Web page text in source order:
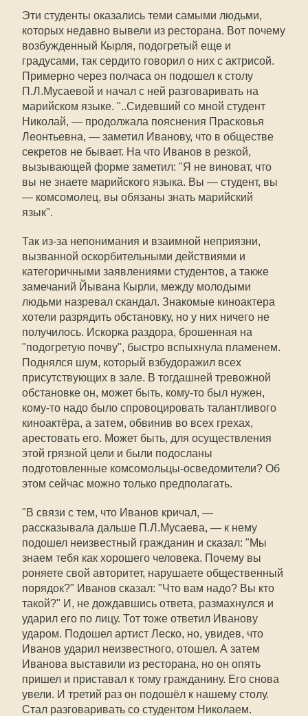
Эти студенты оказались теми самыми людьми,
которых недавно вывели из ресторана. Вот почему
возбужденный Кырля, подогретый еще и
градусами, так сердито говорил о них с актрисой.
Примерно через полчаса он подошел к столу
П.Л.Мусаевой и начал с ней разговаривать на
марийском языке. "..Сидевший со мной студент
Николай, — продолжала пояснения Прасковья
Леонтьевна, — заметил Иванову, что в обществе
секретов не бывает. На что Иванов в резкой,
вызывающей форме заметил: "Я не виноват, что
вы не знаете марийского языка. Вы — студент, вы
— комсомолец, вы обязаны знать марийский
язык".
Так из-за непонимания и взаимной неприязни,
вызванной оскорбительными действиями и
категоричными заявлениями студентов, а также
замечаний Йывана Кырли, между молодыми
людьми назревал скандал. Знакомые киноактера
хотели разрядить обстановку, но у них ничего не
получилось. Искорка раздора, брошенная на
"подогретую почву", быстро вспыхнула пламенем.
Поднялся шум, который взбудоражил всех
присутствующих в зале. В тогдашней тревожной
обстановке он, может быть, кому-то был нужен,
кому-то надо было спровоцировать талантливого
киноактёра, а затем, обвинив во всех грехах,
арестовать его. Может быть, для осуществления
этой грязной цели и были подосланы
подготовленные комсомольцы-осведомители? Об
этом сейчас можно только предполагать.
"В связи с тем, что Иванов кричал, —
рассказывала дальше П.Л.Мусаева, — к нему
подошел неизвестный гражданин и сказал: "Мы
знаем тебя как хорошего человека. Почему вы
роняете свой авторитет, нарушаете общественный
порядок?" Иванов сказал: "Что вам надо? Вы кто
такой?" И, не дождавшись ответа, размахнулся и
ударил его по лицу. Тот тоже ответил Иванову
ударом. Подошел артист Леско, но, увидев, что
Иванов ударил неизвестного, отошел. А затем
Иванова выставили из ресторана, но он опять
пришел и приставал к тому гражданину. Его снова
увели. И третий раз он подошёл к нашему столу.
Стал разговаривать со студентом Николаем.